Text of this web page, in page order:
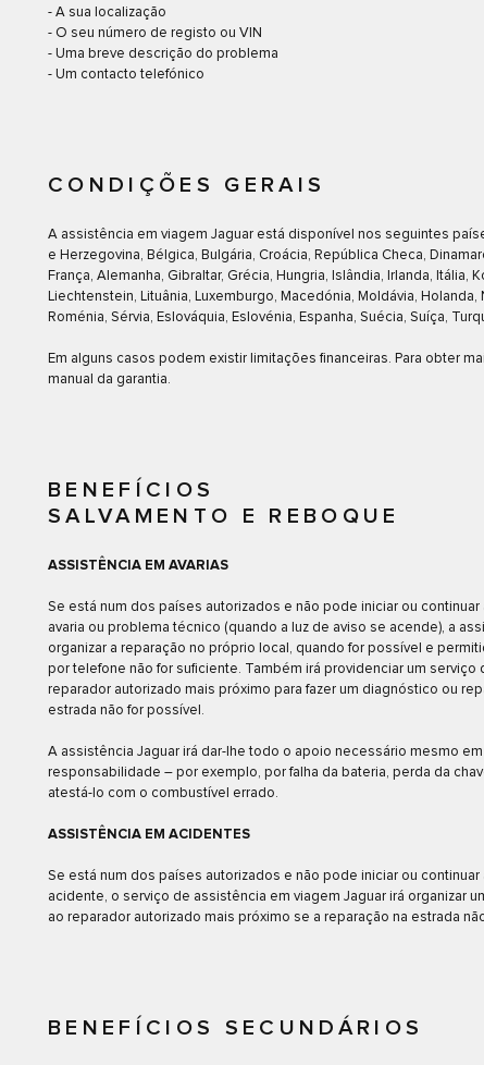
- A sua localização
- O seu número de registo ou VIN
- Uma breve descrição do problema
- Um contacto telefónico
CONDIÇÕES GERAIS
A assistência em viagem Jaguar está disponível nos seguintes
e Herzegovina, Bélgica, Bulgária, Croácia, República Checa,
França, Alemanha, Gibraltar, Grécia, Hungria, Islândia, Irlanda, Itália,
Liechtenstein, Lituânia, Luxemburgo, Macedónia, Moldávia, Holanda,
Roménia, Sérvia, Eslováquia, Eslovénia, Espanha, Suécia, Suíça,
Em alguns casos podem existir limitações financeiras. Para obter
manual da garantia.
BENEFÍCIOS
SALVAMENTO E REBOQUE
ASSISTÊNCIA EM AVARIAS
Se está num dos países autorizados e não pode iniciar ou continuar
avaria ou problema técnico (quando a luz de aviso se acende), a
organizar a reparação no próprio local, quando for possível e
por telefone não for suficiente. Também irá providenciar um serviço
reparador autorizado mais próximo para fazer um diagnóstico ou
estrada não for possível.
A assistência Jaguar irá dar-lhe todo o apoio necessário mesmo
responsabilidade – por exemplo, por falha da bateria, perda da
atestá-lo com o combustível errado.
ASSISTÊNCIA EM ACIDENTES
Se está num dos países autorizados e não pode iniciar ou continuar
acidente, o serviço de assistência em viagem Jaguar irá organizar
ao reparador autorizado mais próximo se a reparação na estrada
BENEFÍCIOS SECUNDÁRIOS